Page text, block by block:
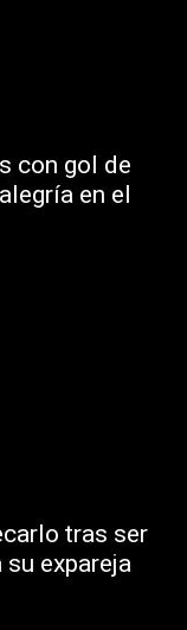
con gol de
en el
tras ser
expareja